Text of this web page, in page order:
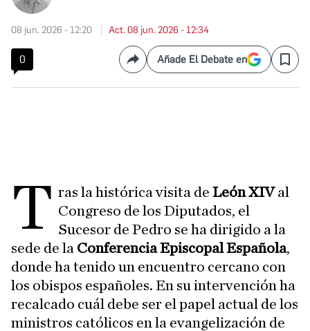
08 jun. 2026 - 12:20 Act. 08 jun. 2026 - 12:34
0 CompartirAñade El Debate en Save
T ras la histórica visita deLeón XIVal
Congreso de los Diputados, el
Sucesor de Pedro se ha dirigido a la
sede de la Conferencia Episcopal Española,
donde ha tenido un encuentro cercano con
los obispos españoles. En su intervención ha
recalcado cuál debe ser el papel actual de los
ministros católicos en la evangelización de